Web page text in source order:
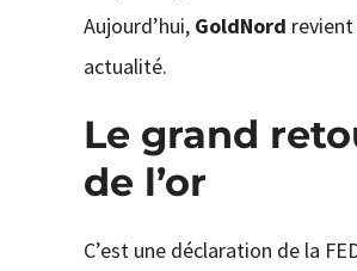
Aujourd’hui, GoldNord
actualité.
Le grand
de l’or
C’est une déclaration de la